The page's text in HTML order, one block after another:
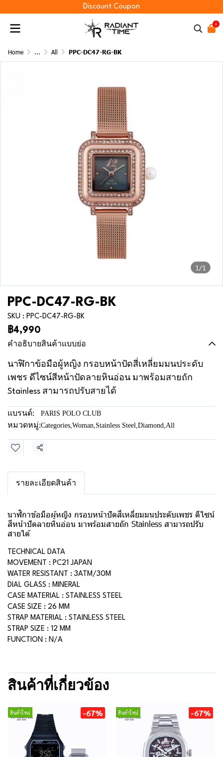
Discount Coupon
0
Home ... All PPC-DC47-RG-BK
1/1
PPC-DC47-RG-BK
SKU : PPC-DC47-RG-BK
฿4,990
คำอธิบายสินค้าแบบย่อ
นาฬิกาข้อมือผู้หญิง กรอบหน้าปัดสี่เหลี่ยมมนประดับ
เพชร ดีไซน์สีหน้าปัดลายหินอ่อน มาพร้อมสายถัก
Stainless สามารถปรับสายได้
แบรนด์: PARIS POLO CLUB
หมวดหมู่:Categories,Woman,Stainless Steel,Diamond,All
แชร์
รายละเอียดสินค้า
นาฬิกาข้อมือผู้หญิง กรอบหน้าปัดสี่เหลี่ยมมนประดับเพชร ดีไซน์
สีหน้าปัดลายหินอ่อน มาพร้อมสายถัก Stainless สามารถปรับ
สายได้
TECHNICAL DATA
MOVEMENT : PC21 JAPAN
WATER RESISTANT : 3ATM/30M
DIAL GLASS : MINERAL
CASE MATERIAL : STAINLESS STEEL
CASE SIZE : 26 MM
STRAP MATERIAL : STAINLESS STEEL
STRAP SIZE : 12 MM
FUNCTION : N/A
สินค้าที่เกี่ยวข้อง
สินค้าใหม่ -67% สินค้าใหม่ -67%